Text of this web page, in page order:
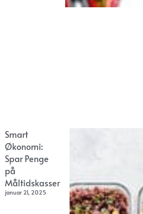
Smart
Økonomi:
Spar Penge
på
Måltidskasser
januar 21, 2025